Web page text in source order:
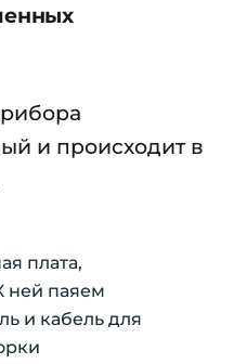
и происходит в
плата,
ней паяем
и кабель для